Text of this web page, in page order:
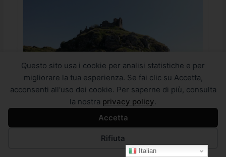
Italian
Questo sito usa i cookie per analisi statistiche e per
migliorare la tua esperienza. Se fai clic su Accetta,
acconsenti all'uso dei cookie. Per saperne di più, consulta
la nostra privacy policy.
Accetta
Rifiuta